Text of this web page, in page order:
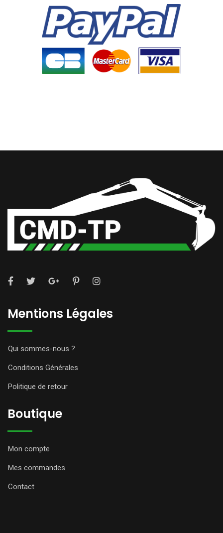
Mentions Légales
Qui sommes-nous ?
Conditions Générales
Politique de retour
Boutique
Mon compte
Mes commandes
Contact